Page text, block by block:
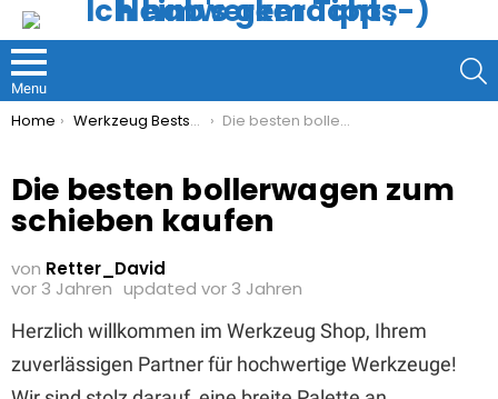
Menu
You are here:
Home Werkzeug Bestseller Die besten bollerwagen zum schieben kaufen
Die besten bollerwagen zum
schieben kaufen
von Retter_David
vor 3 Jahren updated vor 3 Jahren
Herzlich willkommen im Werkzeug Shop, Ihrem
zuverlässigen Partner für hochwertige Werkzeuge!